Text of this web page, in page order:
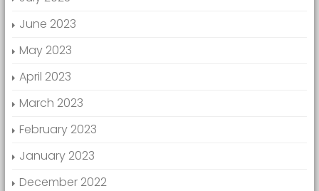
June 2023
May 2023
April 2023
March 2023
February 2023
January 2023
December 2022